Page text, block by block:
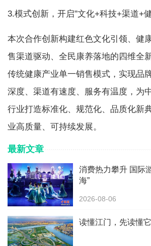
3.模式创新，开启"文化+科技+渠道+
本次合作创新构建红色文化引领、健
售渠道驱动、全民康养落地的四维全
传统健康产业单一销售模式，实现品
深度、渠道有速度、服务有温度，为
行业打造标准化、规范化、品质化新
业高质量、可持续发展。
最新文章
消费热力攀升 国际
海”
2026-08-06
读懂江门，先读懂